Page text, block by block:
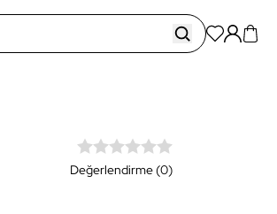
Değerlendirme (0)